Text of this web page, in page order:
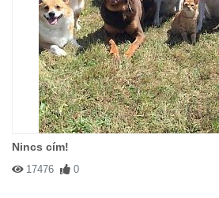
Nincs cím!
17476 0